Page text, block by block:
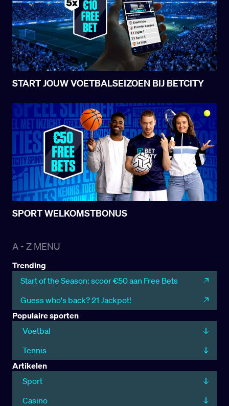
A - Z MENU
Trending
Start of the Season: scoor €50 aan Free Bets
Guess who's back? 21 Jackpot!
Populaire sporten
Voetbal
Tennis
Artikelen
Sport
Casino
START JOUW VOETBALSEIZOEN BIJ BETCITY
SPORT WELKOMSTBONUS